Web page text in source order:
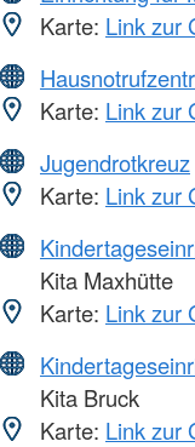
Karte: Link zur
Karte: Link zur
Jugendrotkreuz
Karte: Link zur
Kita Maxhütte
Karte: Link zur
Kita Bruck
Karte: Link zur